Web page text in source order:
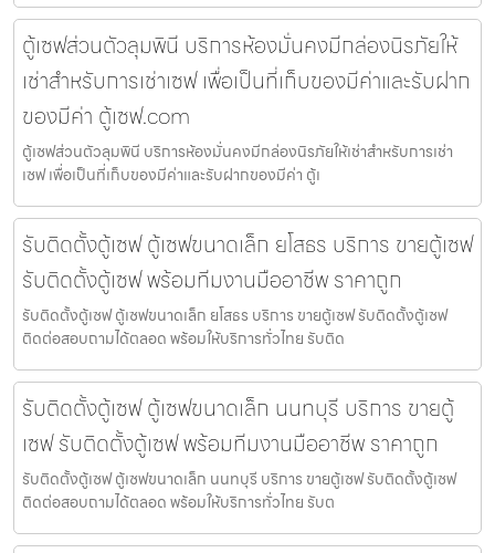
ตู้เซฟส่วนตัวลุมพินี บริการห้องมั่นคงมีกล่องนิรภัยให้
เช่าสำหรับการเช่าเซฟ เพื่อเป็นที่เก็บของมีค่าและรับฝาก
ของมีค่า ตู้เซฟ.com
ตู้เซฟส่วนตัวลุมพินี บริการห้องมั่นคงมีกล่องนิรภัยให้เช่าสำหรับการเช่า
เซฟ เพื่อเป็นที่เก็บของมีค่าและรับฝากของมีค่า ตู้เ
รับติดตั้งตู้เซฟ ตู้เซฟขนาดเล็ก ยโสธร บริการ ขายตู้เซฟ
รับติดตั้งตู้เซฟ พร้อมทีมงานมืออาชีพ ราคาถูก
รับติดตั้งตู้เซฟ ตู้เซฟขนาดเล็ก ยโสธร บริการ ขายตู้เซฟ รับติดตั้งตู้เซฟ
ติดต่อสอบถามได้ตลอด พร้อมให้บริการทั่วไทย รับติด
รับติดตั้งตู้เซฟ ตู้เซฟขนาดเล็ก นนทบุรี บริการ ขายตู้
เซฟ รับติดตั้งตู้เซฟ พร้อมทีมงานมืออาชีพ ราคาถูก
รับติดตั้งตู้เซฟ ตู้เซฟขนาดเล็ก นนทบุรี บริการ ขายตู้เซฟ รับติดตั้งตู้เซฟ
ติดต่อสอบถามได้ตลอด พร้อมให้บริการทั่วไทย รับต